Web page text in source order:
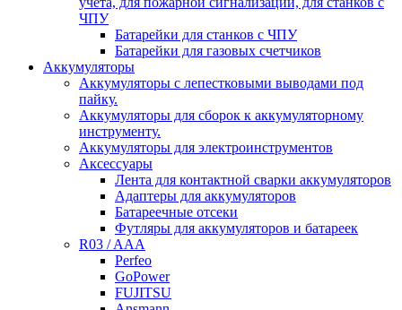
ЧПУ
Батарейки для станков с ЧПУ
Батарейки для газовых счетчиков
Аккумуляторы
Аккумуляторы с лепестковыми выводами под
пайку.
Аккумуляторы для сборок к аккумуляторному
инструменту.
Аккумуляторы для электроинструментов
Аксессуары
Лента для контактной сварки аккумуляторов
Адаптеры для аккумуляторов
Батареечные отсеки
Футляры для аккумуляторов и батареек
R03 / AAA
Perfeo
GoPower
FUJITSU